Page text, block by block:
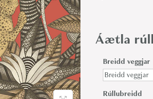
Áætla
Breidd veggjar
Rúllubreidd